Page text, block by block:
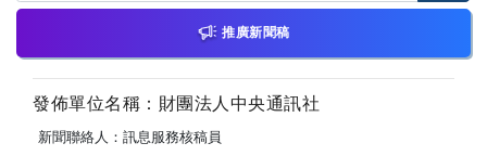
推廣新聞稿
發佈單位名稱：財團法人中央通訊社
新聞聯絡人：訊息服務核稿員